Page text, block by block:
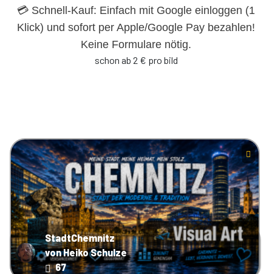
💳 Schnell-Kauf: Einfach mit Google einloggen (1
Klick) und sofort per Apple/Google Pay bezahlen!
Keine Formulare nötig.
schon ab 2 € pro bild
StadtChemnitz
von Heiko Schulze
67